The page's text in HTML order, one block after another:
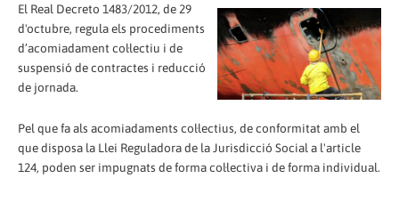
El Real Decreto 1483/2012, de 29
d'octubre, regula els procediments
d’acomiadament col·lectiu i de
suspensió de contractes i reducció
de jornada.
Pel que fa als acomiadaments col·lectius, de conformitat amb el
que disposa la Llei Reguladora de la Jurisdicció Social a l'article
124, poden ser impugnats de forma col·lectiva i de forma individual.